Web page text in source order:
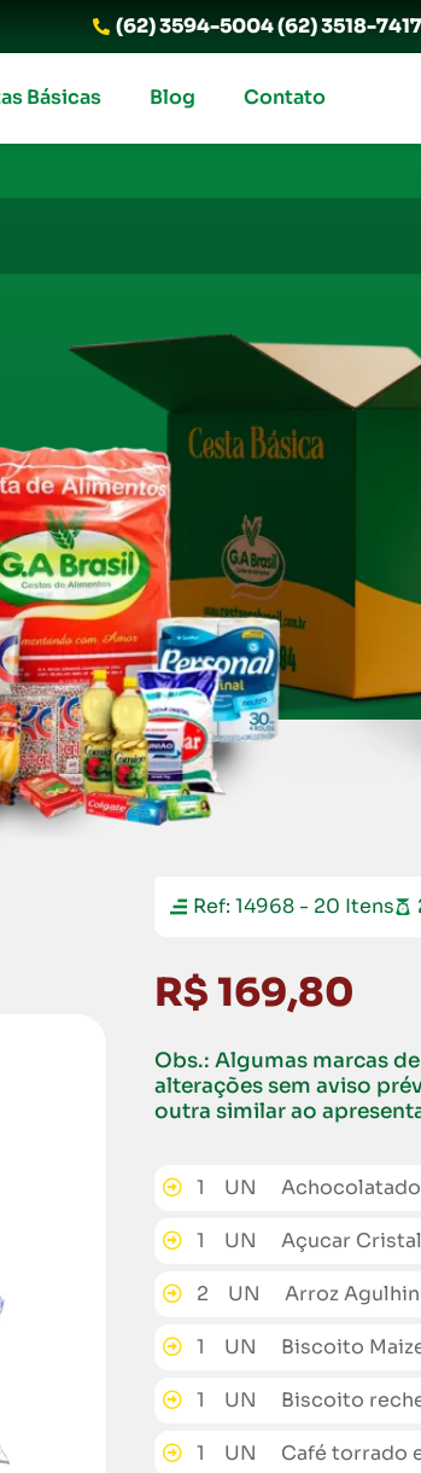
(62) 3594-5004 (62) 3518-7417
Básicas Blog Contato
Ref: 14968 - 20 Itens
R$ 169,80
Obs.: Algumas marcas
alterações sem aviso
outra similar ao
1 UN Achocolatado
1 UN Açucar
2 UN Arroz
1 UN Biscoito
1 UN Biscoito
1 UN Café torrado e